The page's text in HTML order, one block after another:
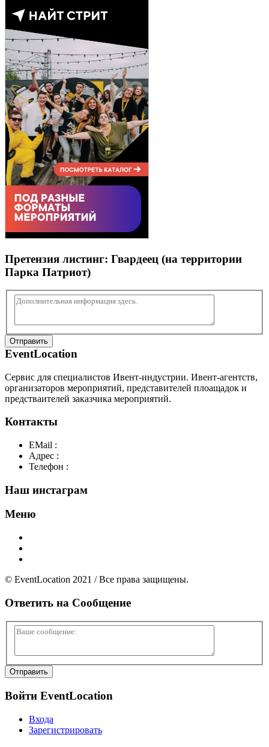
Претензия листинг: Гвардеец (на территории
Парка Патриот)
Отправить
EventLocation
Сервис для специалистов Ивент-индустрии. Ивент-агентств,
организаторов мероприятий, представителей плоащадок и
предстваителей заказчика мероприятий.
Контакты
EMail :
Адрес :
Телефон :
Наш инстаграм
Меню
© EventLocation 2021 / Все права защищены.
Ответить на Сообщение
Войти EventLocation
Входа
Зарегистрировать